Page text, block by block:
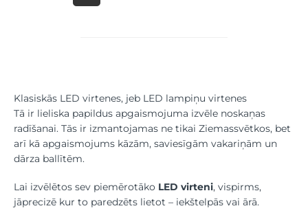
Klasiskās LED virtenes, jeb LED lampiņu virtenes
Tā ir lieliska papildus apgaismojuma izvēle noskaņas
radīšanai. Tās ir izmantojamas ne tikai Ziemassvētkos, bet
arī kā apgaismojums kāzām, saviesīgām vakariņām un
dārza ballītēm.
Lai izvēlētos sev piemērotāko LED virteni, vispirms,
jāprecizē kur to paredzēts lietot – iekštelpās vai ārā.